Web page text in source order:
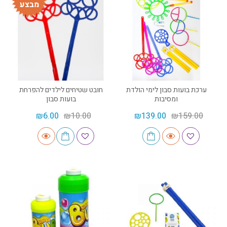
ערכת בועות סבון לימי הולדת
ומסיבות
₪159.00
₪139.00
מבצע
חובט שטיחים לילדים להפרחת
בועות סבון
₪10.00
₪6.00